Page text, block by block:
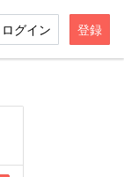
ログイン 登録